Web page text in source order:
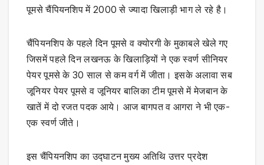
पूमसे चैंपियनशिप में 2000 से ज्यादा खिलाड़ी भाग ले रहे है।
चैंपियनशिप के पहले दिन पूमसे व क्योरगी के मुकाबले खेले गए
जिसमें पहले दिन लखनऊ के खिलाड़ियों ने एक स्वर्ण सीनियर
पेयर पूमसे के 30 साल से कम वर्ग में जीता। इसके अलावा सब
जूनियर पेयर पूमसे व जूनियर बालिका टीम पूमसे में मेजबान के
खातें में दो रजत पदक आये। आज बागपत व आगरा ने भी एक-
एक स्वर्ण जीते।
इस चैंपियनशिप का उद्घाटन मुख्य अतिथि उत्तर प्रदेश